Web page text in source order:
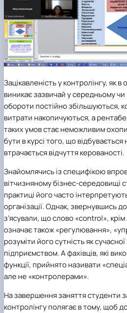
Зацікавленість у контролінгу, як в
виникає зазвичай у середньому чи
обороти постійно збільшуються,
витрати накопичуються, а
таких умов стає неможливим
бути в курсі того, що відбувається
втрачається відчуття керованості.
Знайомлячись із специфікою
вітчизняному бізнес-середовищі
практиці його часто
організації. Однак, звернувшись
з’ясували, що слово «control»,
означає також «регулювання»,
розуміти його сутність як
підприємством. А фахівців, які
функції, прийнято називати
але не «контролерами».
На завершення заняття студенти
контролінгу полягає в тому, щоб